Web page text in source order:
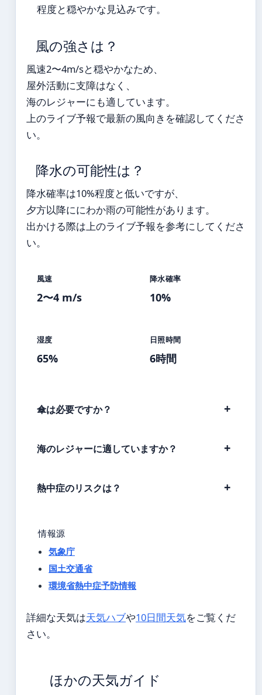
程度と穏やかな見込みです。
風の強さは？
風速2〜4m/sと穏やかなため、
屋外活動に支障はなく、
海のレジャーにも適しています。
上のライブ予報で最新の風向きを確認してくださ
い。
降水の可能性は？
降水確率は10%程度と低いですが、
夕方以降ににわか雨の可能性があります。
出かける際は上のライブ予報を参考にしてくださ
い。
風速
2〜4 m/s
降水確率
10%
湿度
65%
日照時間
6時間
傘は必要ですか？
海のレジャーに適していますか？
熱中症のリスクは？
情報源
気象庁
国土交通省
環境省熱中症予防情報
詳細な天気は天気ハブや10日間天気をご覧くだ
さい。
ほかの天気ガイド